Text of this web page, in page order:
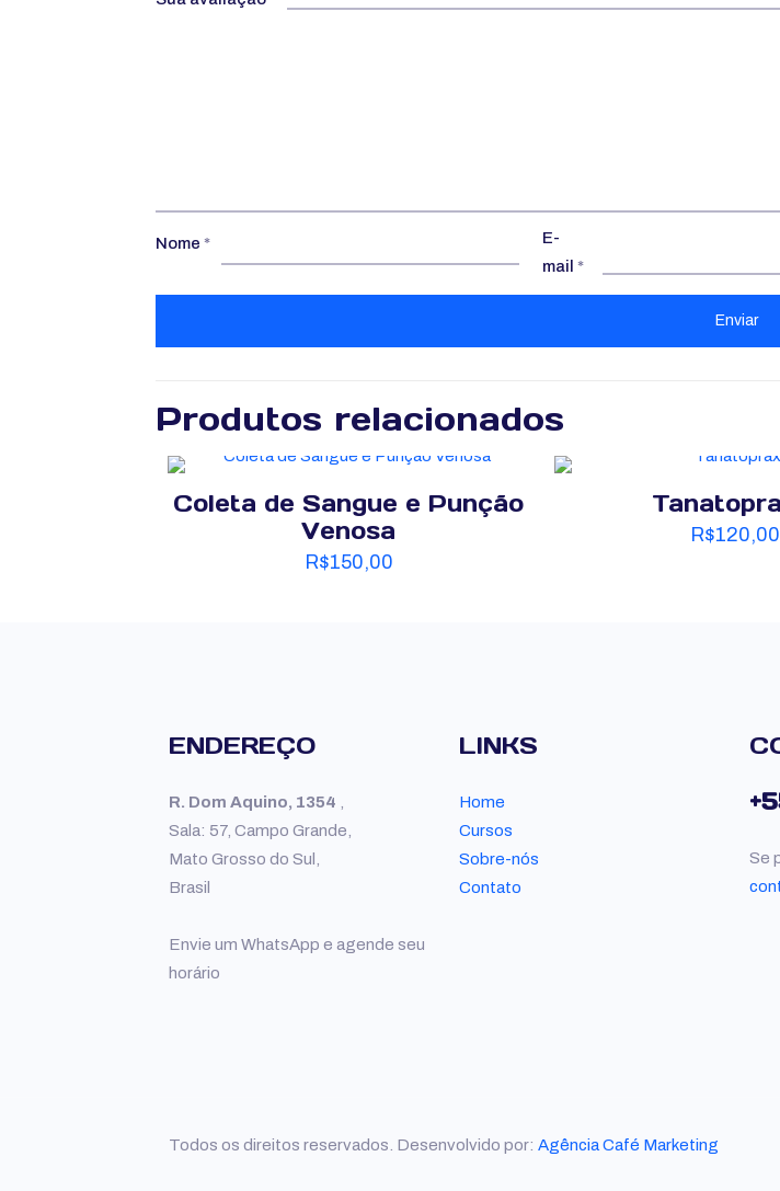
Nome *
E-
mail *
Produtos relacionados
Coleta de Sangue e Punção
Venosa
R$150,00
R$120,00
ENDEREÇO
R. Dom Aquino, 1354
Sala: 57, Campo Grande,
Mato Grosso do Sul,
Brasil
Envie um WhatsApp e agende seu
horário
LINKS
Home
Cursos
Sobre-nós
Contato
Se
Todos os direitos reservados. Desenvolvido por: Agência Café Marketing